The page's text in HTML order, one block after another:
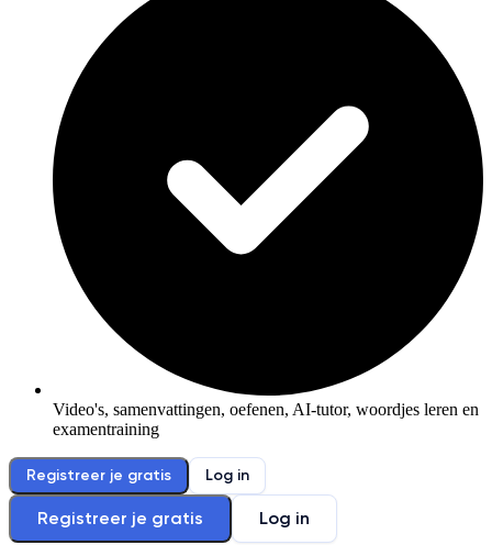
Video's, samenvattingen, oefenen, AI-tutor, woordjes leren en
examentraining
Registreer je gratis Log in
Registreer je gratis Log in